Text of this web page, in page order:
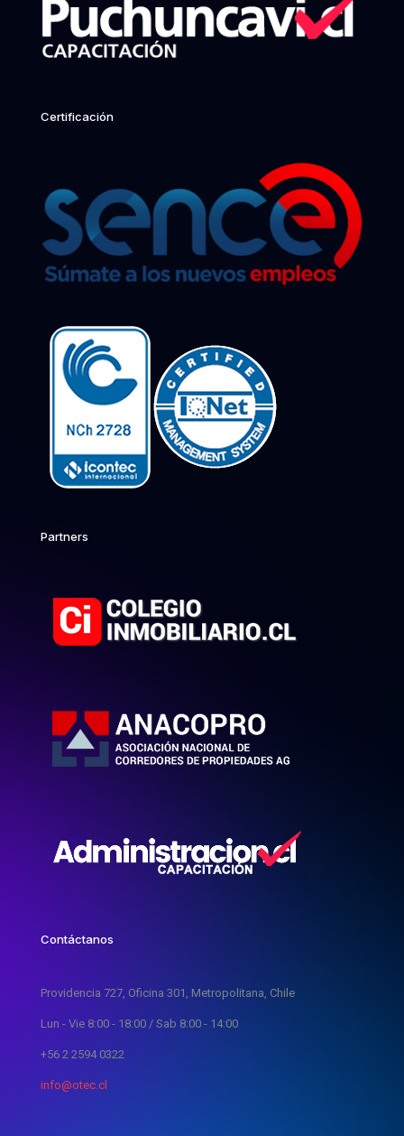
Certificación
Partners
Contáctanos
Providencia 727, Oficina 301, Metropolitana, Chile
Lun - Vie 8:00 - 18:00 / Sab 8:00 - 14:00
+56 2 2594 0322
info@otec.cl